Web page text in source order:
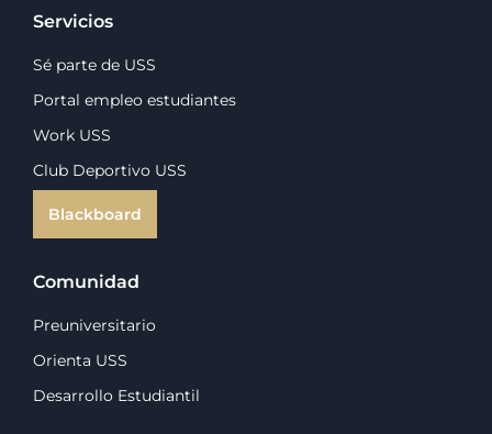
Servicios
Sé parte de USS
Portal empleo estudiantes
Work USS
Club Deportivo USS
Blackboard
Comunidad
Preuniversitario
Orienta USS
Desarrollo Estudiantil